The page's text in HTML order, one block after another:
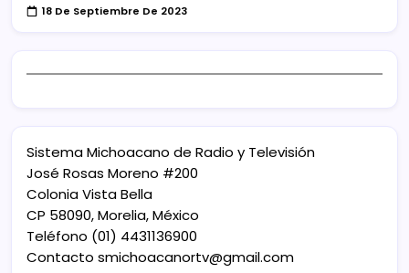
18 De Septiembre De 2023
Sistema Michoacano de Radio y Televisión
José Rosas Moreno #200
Colonia Vista Bella
CP 58090, Morelia, México
Teléfono (01) 4431136900
Contacto smichoacanortv@gmail.com